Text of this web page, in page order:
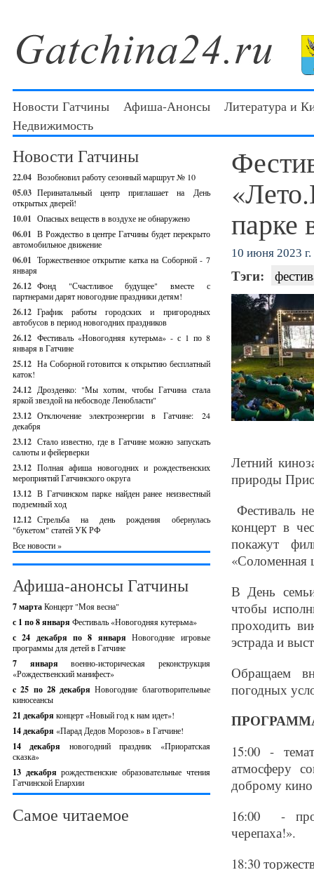
Новости Гатчины Афиша-Анонсы
Литература и
Недвижимость
Новости Гатчины
22.04 Возобновил работу сезонный маршрут № 10
05.03 Перинатальный центр приглашает на День
открытых дверей!
10.01 Опасных веществ в воздухе не обнаружено
06.01 В Рождество в центре Гатчины будет перекрыто
автомобильное движение
06.01 Торжественное открытие катка на Соборной - 7
января
26.12 Фонд "Счастливое будущее" вместе с
партнерами дарят новогодние праздники детям!
26.12 График работы городских и пригородных
автобусов в период новогодних праздников
26.12 Фестиваль «Новогодняя кутерьма» - с 1 по 8
января в Гатчине
25.12 На Соборной готовится к открытию бесплатный
каток!
24.12 Дрозденко: "Мы хотим, чтобы Гатчина стала
яркой звездой на небосводе Ленобласти"
23.12 Отключение электроэнергии в Гатчине: 24
декабря
23.12 Стало известно, где в Гатчине можно запускать
салюты и фейерверки
23.12 Полная афиша новогодних и рождественских
мероприятий Гатчинского округа
13.12 В Гатчинском парке найден ранее неизвестный
подземный ход
12.12 Стрельба на день рождения обернулась
"букетом" статей УК РФ
Все новости »
Афиша-анонсы Гатчины
7 мартаКонцерт "Моя весна"
с 1 по 8 января Фестиваль «Новогодняя кутерьма»
с 24 декабря по 8 январяНовогодние игровые
программы для детей в Гатчине
7 январявоенно-историческая реконструкция
«Рождественский манифест»
c 25 по 28 декабряНовогодние благотворительные
киносеансы
21 декабря концерт «Новый год к нам идет»!
14 декабря «Парад Дедов Морозов» в Гатчине!
14 декабря новогодний праздник «Приоратская
сказка»
13 декабрярождественские образовательные чтения
Гатчинской Епархии
Самое читаемое
парке
10 июня 2023 г.
Тэги:
Летний
природы
Фестиваль
концерт в
покажут
«Соломенная
В День
чтобы
проходить
эстрада и
Обращаем
погодных
15:00 -
атмосферу
доброму
16:00 -
черепаха!».
18:30